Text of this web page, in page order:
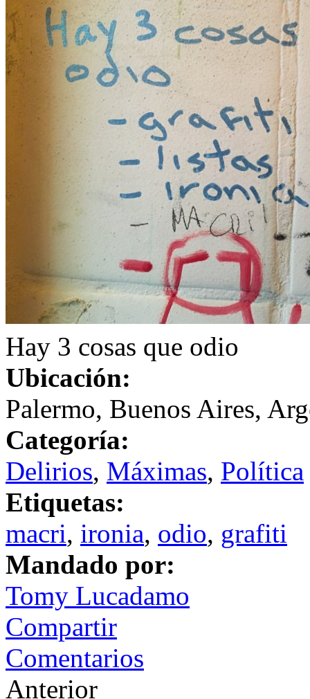
Hay 3 cosas que odio
Ubicación:
Palermo, Buenos Aires,
Categoría:
Delirios, Máximas, Política
Etiquetas:
macri, ironia, odio, grafiti
Mandado por:
Tomy Lucadamo
Compartir
Comentarios
Anterior